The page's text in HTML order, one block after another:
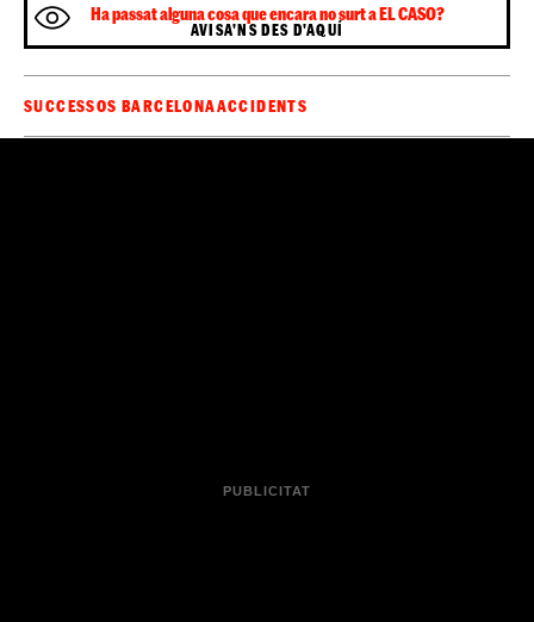
Ha passat alguna cosa que encara no surt a EL CASO?
AVISA'NS DES D'AQUÍ
SUCCESSOS BARCELONAACCIDENTS